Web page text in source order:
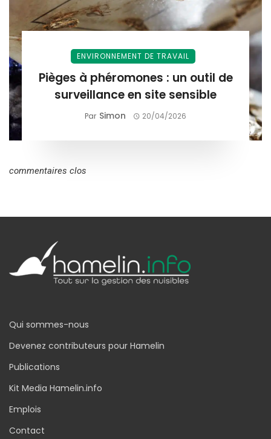
ENVIRONNEMENT DE TRAVAIL
Pièges à phéromones : un outil de
surveillance en site sensible
Par Simon 20/04/2026
commentaires clos
Qui sommes-nous
Devenez contributeurs pour Hamelin
Publications
Kit Media Hamelin.info
Emplois
Contact